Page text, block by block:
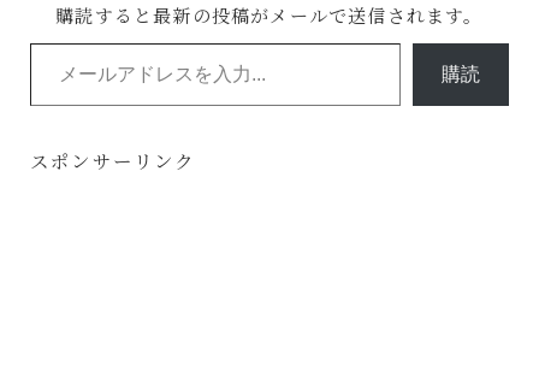
購読すると最新の投稿がメールで送信されます。
メールアドレスを入力...
購読
スポンサーリンク